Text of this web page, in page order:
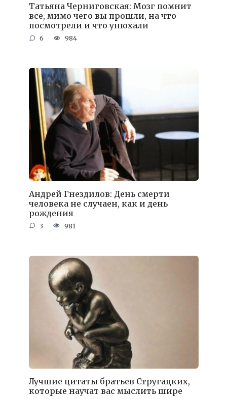
Татьяна Черниговская: Мозг помнит
все, мимо чего вы прошли, на что
посмотрели и что унюхали
6 984
Андрей Гнездилов: День смерти
человека не случаен, как и день
рождения
3 981
Лучшие цитаты братьев Стругацких,
которые научат вас мыслить шире